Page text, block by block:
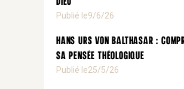
Publié le9/6/26
Hans Urs von Balthasar :
sa pensée théologique
Publié le25/5/26